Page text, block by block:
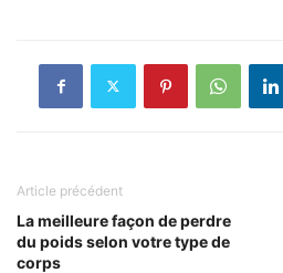
Article précédent
La meilleure façon de perdre
du poids selon votre type de
corps